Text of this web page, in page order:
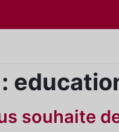
souhaite